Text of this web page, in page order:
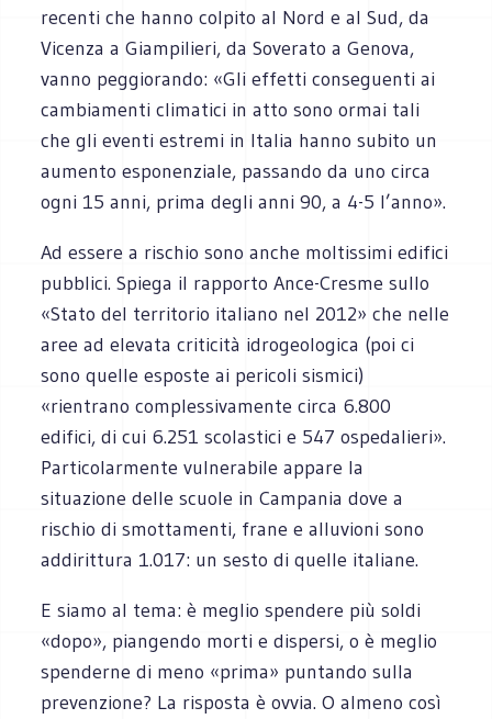
recenti che hanno colpito al Nord e al Sud, da
Vicenza a Giampilieri, da Soverato a Genova,
vanno peggiorando: «Gli effetti conseguenti ai
cambiamenti climatici in atto sono ormai tali
che gli eventi estremi in Italia hanno subito un
aumento esponenziale, passando da uno circa
ogni 15 anni, prima degli anni 90, a 4-5 l’anno».
Ad essere a rischio sono anche moltissimi edifici
pubblici. Spiega il rapporto Ance-Cresme sullo
«Stato del territorio italiano nel 2012» che nelle
aree ad elevata criticità idrogeologica (poi ci
sono quelle esposte ai pericoli sismici)
«rientrano complessivamente circa 6.800
edifici, di cui 6.251 scolastici e 547 ospedalieri».
Particolarmente vulnerabile appare la
situazione delle scuole in Campania dove a
rischio di smottamenti, frane e alluvioni sono
addirittura 1.017: un sesto di quelle italiane.
E siamo al tema: è meglio spendere più soldi
«dopo», piangendo morti e dispersi, o è meglio
spenderne di meno «prima» puntando sulla
prevenzione? La risposta è ovvia. O almeno così